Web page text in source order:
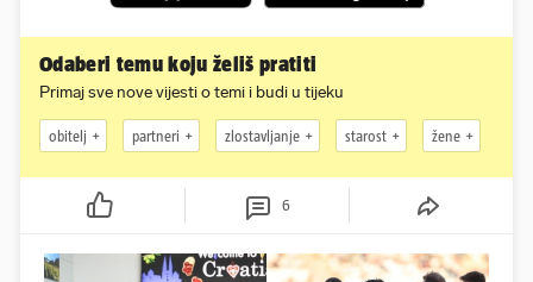
Odaberi temu koju želiš pratiti
Primaj sve nove vijesti o temi i budi u tijeku
obitelj partneri zlostavljanje starost žene
6